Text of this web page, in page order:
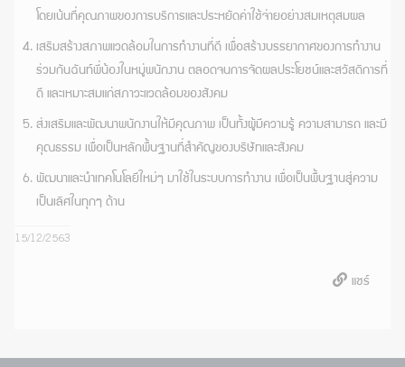
โดยเน้นที่คุณภาพของการบริการและประหยัดค่าใช้จ่ายอย่างสมเหตุสมผล
เสริมสร้างสภาพแวดล้อมในการทำงานที่ดี เพื่อสร้างบรรยากาศของการทำงาน
ร่วมกันฉันท์พี่น้องในหมู่พนักงาน ตลอดจนการจัดผลประโยชน์และสวัสดิการที่
ดี และเหมาะสมแก่สภาวะแวดล้อมของสังคม
ส่งเสริมและพัฒนาพนักงานให้มีคุณภาพ เป็นทั้งผู้มีความรู้ ความสามารถ และมี
คุณธรรม เพื่อเป็นหลักพื้นฐานที่สำคัญของบริษัทและสังคม
พัฒนาและนำเทคโนโลยีใหม่ๆ มาใช้ในระบบการทำงาน เพื่อเป็นพื้นฐานสู่ความ
เป็นเลิศในทุกๆ ด้าน
15/12/2563
แชร์